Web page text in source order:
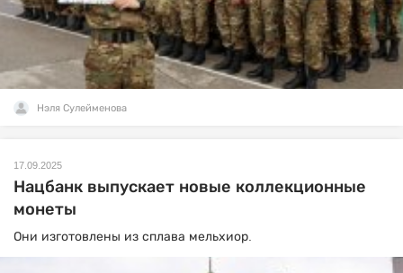
Нэля Сулейменова
17.09.2025
Нацбанк выпускает новые коллекционные
монеты
Они изготовлены из сплава мельхиор.